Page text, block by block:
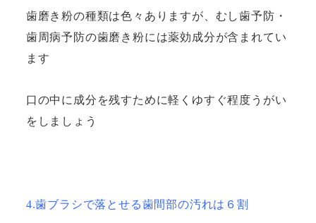
歯磨き粉の種類は色々ありますが、むし歯予防・
歯周病予防の歯磨き粉には薬効成分が含まれてい
ます
口の中に成分を残すために軽くゆすぐ程度うがい
をしましょう
4.歯ブラシで落とせる歯間部の汚れは６割